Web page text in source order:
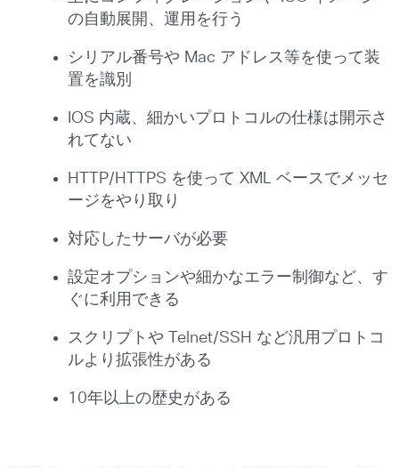
の自動展開、運用を行う
シリアル番号や Mac アドレス等を使って装
置を識別
IOS 内蔵、細かいプロトコルの仕様は開示さ
れてない
HTTP/HTTPS を使って XML ベースでメッセ
ージをやり取り
対応したサーバが必要
設定オプションや細かなエラー制御など、す
ぐに利用できる
スクリプトや Telnet/SSH など汎用プロトコ
ルより拡張性がある
10年以上の歴史がある